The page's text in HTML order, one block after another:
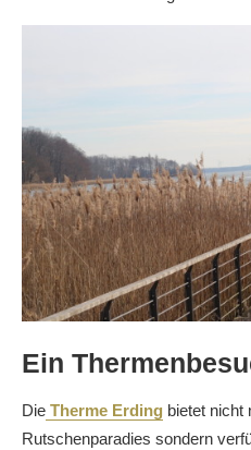
Ein
Die Therme Erding bietet nicht
Rutschenparadies sondern